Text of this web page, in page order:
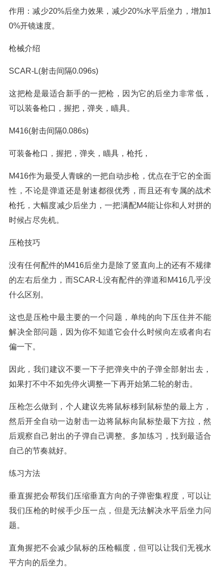
作用：减少20%后坐力效果，减少20%水平后坐力，增加1
0%开镜速度。
枪械介绍
SCAR-L(射击间隔0.096s)
这把枪是最适合新手的一把枪，因为它的后坐力非常低，
可以装备枪口，握把，弹夹，瞄具。
M416(射击间隔0.086s)
可装备枪口，握把，弹夹，瞄具，枪托，
M416作为最受人青睐的一把自动步枪，优点在于它的全面
性，不论是弹道还是射速都很优秀，而且还有专属的战术
枪托，大幅度减少后坐力，一把满配M4能让你和人对拼的
时候占尽先机。
压枪技巧
没有任何配件的M416后坐力是除了竖直向上的还有不规律
的左右后坐力，而SCAR-L没有配件的弹道和M416几乎没
什么区别。
这也是压枪中最主要的一个问题，单纯的向下压住并不能
解决全部问题，因为你不知道它会什么时候向左或者向右
偏一下。
因此，我们建议不要一下子把弹夹中的子弹全部射出去，
如果打不中不如先停火调整一下再开始第二轮的射击。
压枪怎么做到，个人建议先将鼠标移到鼠标垫的最上方，
然后开全自动一边射击一边将鼠标向鼠标垫最下方拉，然
后观察自己射出的子弹自己调整。多加练习，找到最适合
自己的节奏就好。
练习方法
垂直握把会帮我们压缩垂直方向的子弹密集程度，可以让
我们压枪的时候手少压一点，但是无法解决水平后坐力问
题。
直角握把不会减少鼠标的压枪幅度，但可以让我们无视水
平方向的后坐力。